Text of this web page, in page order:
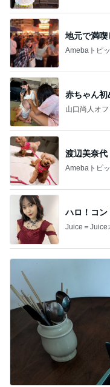
地元で満喫
Amebaトピ
赤ちゃん初
山口尚人オ
渡辺美奈代
Amebaトピ
ハロ！コン
Juice＝Juice